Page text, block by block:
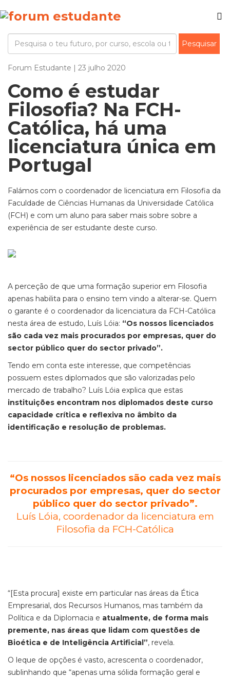
Forum Estudante | 23 julho 2020
Como é estudar
Filosofia? Na FCH-
Católica, há uma
licenciatura única em
Portugal
Falámos com o coordenador de licenciatura em Filosofia da
Faculdade de Ciências Humanas da Universidade Católica
(FCH) e com um aluno para saber mais sobre sobre a
experiência de ser estudante deste curso.
A perceção de que uma formação superior em Filosofia
apenas habilita para o ensino tem vindo a alterar-se. Quem
o garante é o coordenador da licenciatura da FCH-Católica
nesta área de estudo, Luís Lóia: “Os nossos licenciados
são cada vez mais procurados por empresas, quer do
sector público quer do sector privado”.
Tendo em conta este interesse, que competências
possuem estes diplomados que são valorizadas pelo
mercado de trabalho? Luís Lóia explica que estas
instituições encontram nos diplomados deste curso
capacidade crítica e reflexiva no âmbito da
identificação e resolução de problemas.
“Os nossos licenciados são cada vez mais
procurados por empresas, quer do sector
público quer do sector privado”.
Luís Lóia, coordenador da licenciatura em
Filosofia da FCH-Católica
“[Esta procura] existe em particular nas áreas da Ética
Empresarial, dos Recursos Humanos, mas também da
Política e da Diplomacia e atualmente, de forma mais
premente, nas áreas que lidam com questões de
Bioética e de Inteligência Artificial”, revela.
O leque de opções é vasto, acrescenta o coordenador,
sublinhando que “apenas uma sólida formação geral e